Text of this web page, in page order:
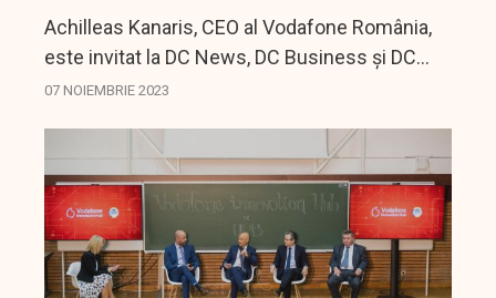
Achilleas Kanaris, CEO al Vodafone România,
este invitat la DC News, DC Business și DC
News TV, miercuri, 8 noiembrie, de la ora
07 NOIEMBRIE 2023